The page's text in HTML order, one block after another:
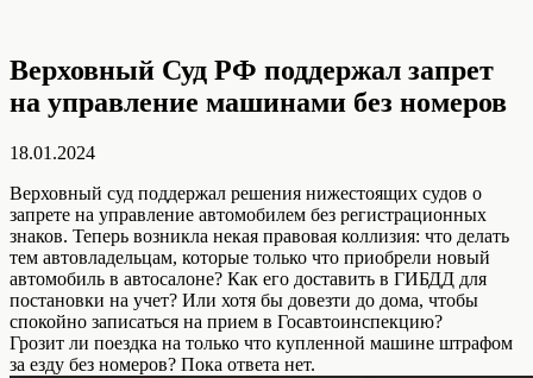
Верховный Суд РФ поддержал запрет
на управление машинами без номеров
18.01.2024
Верховный суд поддержал решения нижестоящих судов о
запрете на управление автомобилем без регистрационных
знаков. Теперь возникла некая правовая коллизия: что делать
тем автовладельцам, которые только что приобрели новый
автомобиль в автосалоне? Как его доставить в ГИБДД для
постановки на учет? Или хотя бы довезти до дома, чтобы
спокойно записаться на прием в Госавтоинспекцию?
Грозит ли поездка на только что купленной машине штрафом
за езду без номеров? Пока ответа нет.